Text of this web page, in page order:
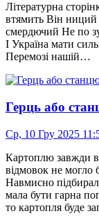
Літературна
втямить Він ниций
смердючий Не по
І Україна мати
Перемозі нашій…
Герць або
Ср, 10 Гру 2025
Картоплю завжди
відмовок не могло
Навмисно
мала бути гарна
то картопля буде